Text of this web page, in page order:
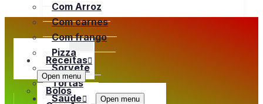
Com Arroz
Com carnes
Com frango
Pizza
Sorvete
Tortas
Saúde
Open menu
Receitas
Open menu
Bolos